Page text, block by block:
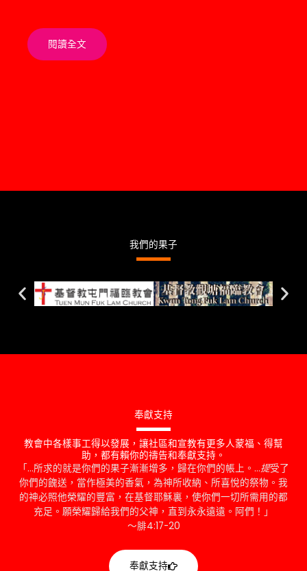
閱讀全文
我們的果子
奉獻支持
教會中各樣事工得以發展，讓社區和宣教有更多人蒙福、得幫
助，都有賴你的禱告和奉獻支持。
「…所求的就是你們的果子漸漸增多，歸在你們的帳上。…提受了
你們的餽送，當作極美的香氣，為神所收納、所喜悅的祭物。我
的神必照他榮耀的豐富，在基督耶穌裏，使你們一切所需用的都
充足。願榮耀歸給我們的父神，直到永永遠遠。阿們！」
～腓4:17-20
奉獻支持